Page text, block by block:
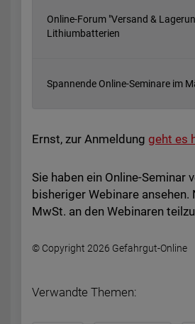
Online-Forum "Versand &
Lithiumbatterien
Spannende Online-Seminare im
Ernst, zur Anmeldung geht es
Sie haben ein Online-Seminar
bisheriger Webinare ansehen.
MwSt. an den Webinaren
© Copyright 2026 Gefahrgut-Online
Verwandte Themen: